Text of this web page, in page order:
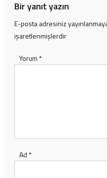
Bir yanıt yazın
E-posta adresiniz
işaretlenmişlerdir
Yorum *
Ad *